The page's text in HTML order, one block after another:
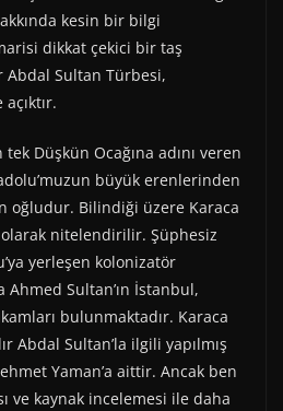
kesin bir bilgi
dikkat çekici bir taş
Abdal Sultan Türbesi,
tek Düşkün Ocağına adını veren
büyük erenlerinden
oğludur. Bilindiği üzere Karaca
olarak nitelendirilir. Şüphesiz
yerleşen kolonizatör
Sultan’ın İstanbul,
bulunmaktadır. Karaca
Abdal Sultan’la ilgili yapılmış
Yaman’a aittir. Ancak ben
ve kaynak incelemesi ile daha